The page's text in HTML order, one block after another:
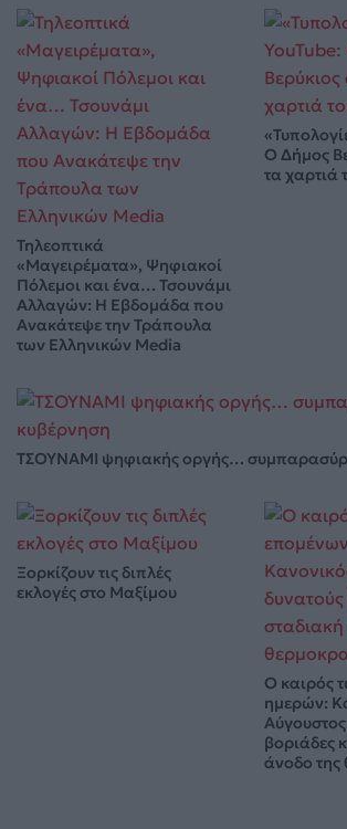
Τηλεοπτικά
«Μαγειρέματα», Ψηφιακοί
Πόλεμοι και ένα… Τσουνάμι
Αλλαγών: Η Εβδομάδα που
Ανακάτεψε την Τράπουλα
των Ελληνικών Media
Ο Δήμος
τα χαρτιά
ΤΣΟΥΝΑΜΙ ψηφιακής οργής…
Ξορκίζουν τις διπλές
εκλογές στο Μαξίμου
Ο καιρός
ημερών:
βοριάδες
άνοδο της